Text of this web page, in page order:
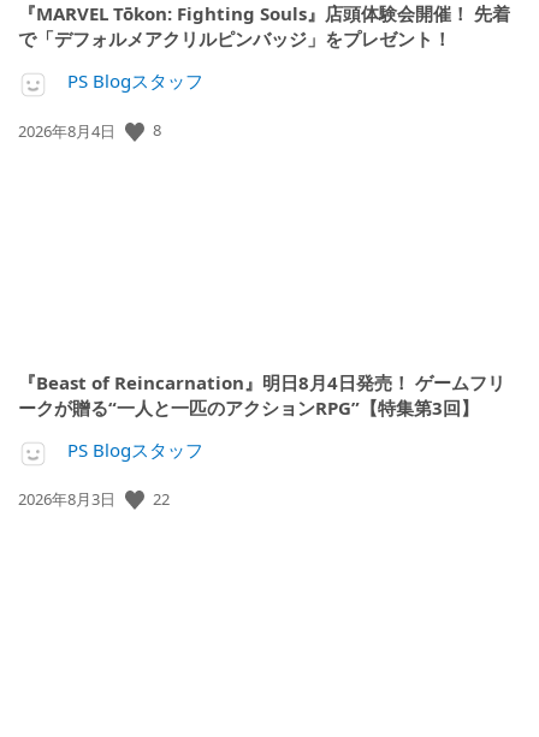
『MARVEL Tōkon: Fighting Souls』店頭体験会開催！ 先着
で「デフォルメアクリルピンバッジ」をプレゼント！
PS Blogスタッフ
公
2026年8月4日 8
『Beast of Reincarnation』明日8月4日発売！ ゲームフリ
ークが贈る“一人と一匹のアクションRPG”【特集第3回】
PS Blogスタッフ
公
2026年8月3日 22